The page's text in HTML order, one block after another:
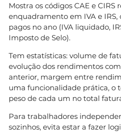
Mostra os códigos CAE e CIRS
enquadramento em IVA e
pagos no ano (IVA liquidado,
Imposto de Selo).
Tem estatísticas: volume de
evolução dos rendimentos
anterior, margem entre
uma funcionalidade prática, o
peso de cada um no total
Para trabalhadores
sozinhos, evita estar a fazer